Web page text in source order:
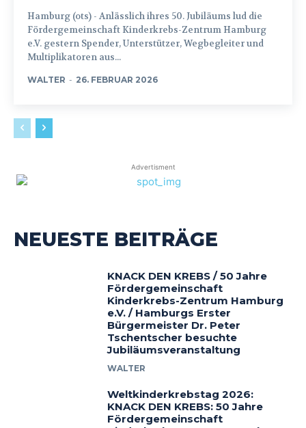
Hamburg (ots) - Anlässlich ihres 50. Jubiläums lud die
Fördergemeinschaft Kinderkrebs-Zentrum Hamburg
e.V. gestern Spender, Unterstützer, Wegbegleiter und
Multiplikatoren aus...
WALTER - 26. FEBRUAR 2026
Advertisment
NEUESTE BEITRÄGE
KNACK DEN KREBS / 50 Jahre
Fördergemeinschaft
Kinderkrebs-Zentrum Hamburg
e.V. / Hamburgs Erster
Bürgermeister Dr. Peter
Tschentscher besuchte
Jubiläumsveranstaltung
WALTER
Weltkinderkrebstag 2026:
KNACK DEN KREBS: 50 Jahre
Fördergemeinschaft